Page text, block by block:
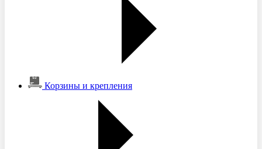
Корзины и крепления